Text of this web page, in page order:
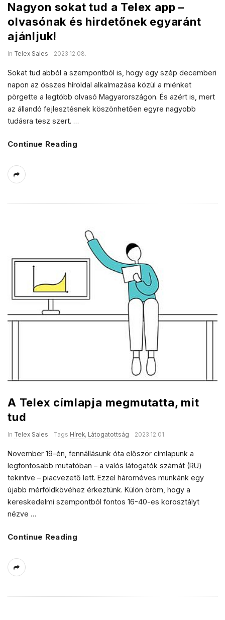
Nagyon sokat tud a Telex app –
olvasónak és hirdetőnek egyaránt
ajánljuk!
In Telex Sales 2023.12.08.
Sokat tud abból a szempontból is, hogy egy szép decemberi
napon az összes híroldal alkalmazása közül a miénket
pörgette a legtöbb olvasó Magyarországon. És azért is, mert
az állandó fejlesztésnek köszönhetően egyre nagyobb
tudásra tesz szert. …
Continue Reading
A Telex címlapja megmutatta, mit
tud
In Telex Sales Tags Hírek, Látogatottság 2023.12.01.
November 19-én, fennállásunk óta először címlapunk a
legfontosabb mutatóban – a valós látogatók számát (RU)
tekintve – piacvezető lett. Ezzel hároméves munkánk egy
újabb mérföldkövéhez érkeztünk. Külön öröm, hogy a
kereskedelmi szempontból fontos 16-40-es korosztályt
nézve …
Continue Reading